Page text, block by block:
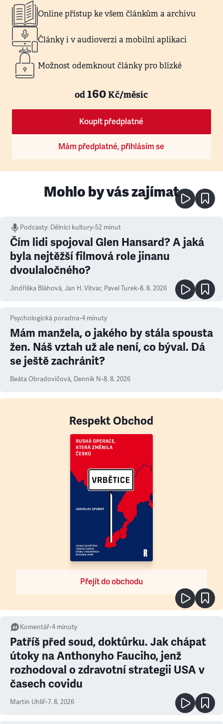
Online přístup ke všem článkům a archivu
Články i v audioverzi a mobilní aplikaci
Možnost odemknout články pro blízké
od160Kč/měsíc
Koupit předplatné
Mám předplatné, přihlásím se
Mohlo by vás zajímat
Podcasty: Dělníci kultury•52 minut
Čím lidi spojoval Glen Hansard? A jaká
byla nejtěžší filmová role jinanu
dvoulaločného?
Jindřiška Bláhová, Jan H. Vitvar, Pavel Turek•8. 8. 2026
Psychologická poradna•4 minuty
Mám manžela, o jakého by stála spousta
žen. Náš vztah už ale není, co býval. Dá
se ještě zachránit?
Beáta Obradovičová, Denník N•8. 8. 2026
Respekt Obchod
Přejít do obchodu
Komentář•4 minuty
Patříš před soud, doktůrku. Jak chápat
útoky na Anthonyho Fauciho, jenž
rozhodoval o zdravotní strategii USA v
časech covidu
Martin Uhlíř•7. 8. 2026